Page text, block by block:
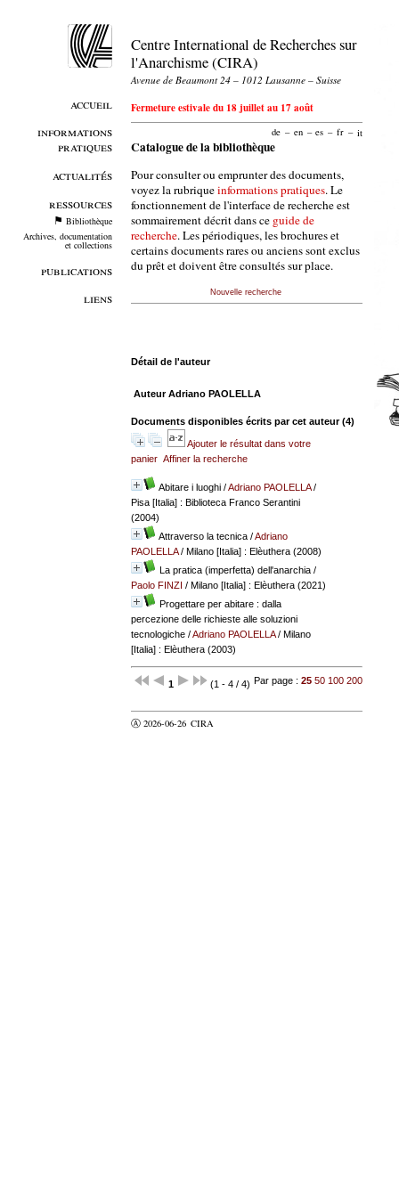
accueil
informations
pratiques
actualités
ressources
Bibliothèque
Archives, documentation
et collections
publications
liens
Centre International de Recherches sur
l'Anarchisme (CIRA)
Avenue de Beaumont 24 – 1012 Lausanne – Suisse
Fermeture estivale du 18 juillet au 17 août
de – en – es – fr – it
Catalogue de la bibliothèque
Pour consulter ou emprunter des documents,
voyez la rubriqueinformations pratiques. Le
fonctionnement de l'interface de recherche est
sommairement décrit dans ce guide de
recherche. Les périodiques, les brochures et
certains documents rares ou anciens sont exclus
du prêt et doivent être consultés sur place.
Nouvelle recherche
Détail de l'auteur
Auteur Adriano PAOLELLA
Documents disponibles écrits par cet auteur (4)
Ajouter le résultat dans votre
panier Affiner la recherche
Abitare i luoghi/Adriano PAOLELLA/
Pisa [Italia] : Biblioteca Franco Serantini
(2004)
Attraverso la tecnica/Adriano
PAOLELLA/ Milano [Italia] : Elèuthera (2008)
La pratica (imperfetta) dell'anarchia/
Paolo FINZI / Milano [Italia] : Elèuthera (2021)
Progettare per abitare : dalla
percezione delle richieste alle soluzioni
tecnologiche/Adriano PAOLELLA/ Milano
[Italia] : Elèuthera (2003)
1 (1 - 4 / 4) Par page : 25 50 100 200
Ⓐ 2026-06-26 CIRA